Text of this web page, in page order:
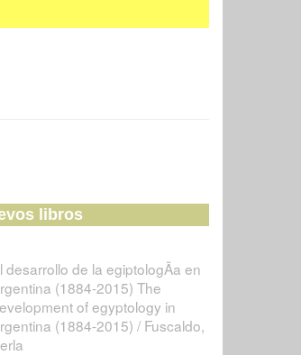
libros
desarrollo de la egiptologÃ­a en
(1884-2015) The
of egyptology in
(1884-2015) / Fuscaldo,